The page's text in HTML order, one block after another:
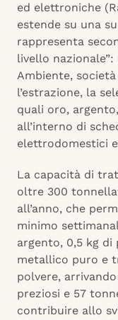
ed elettroniche
estende su una
rappresenta
livello
Ambiente,
l’estrazione, la
quali oro,
all’interno di
elettrodomestici
La capacità di
oltre 300
all’anno, che
minimo
argento, 0,5 kg di
metallico puro e
polvere,
preziosi e 57
contribuire allo